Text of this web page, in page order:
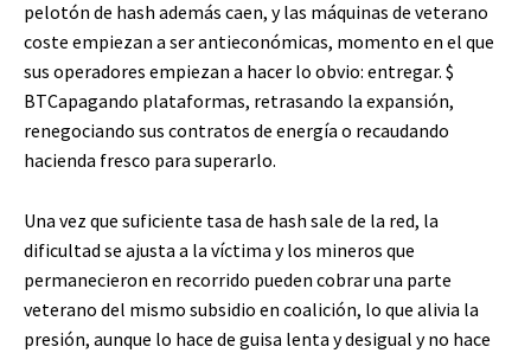
pelotón de hash además caen, y las máquinas de veterano
coste empiezan a ser antieconómicas, momento en el que
sus operadores empiezan a hacer lo obvio: entregar. $
BTCapagando plataformas, retrasando la expansión,
renegociando sus contratos de energía o recaudando
hacienda fresco para superarlo.
Una vez que suficiente tasa de hash sale de la red, la
dificultad se ajusta a la víctima y los mineros que
permanecieron en recorrido pueden cobrar una parte
veterano del mismo subsidio en coalición, lo que alivia la
presión, aunque lo hace de guisa lenta y desigual y no hace